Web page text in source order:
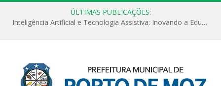
ÚLTIMAS PUBLICAÇÕES:
Inteligência Artificial e Tecnologia Assistiva: Inovando a Educação Especial e Inclusiva